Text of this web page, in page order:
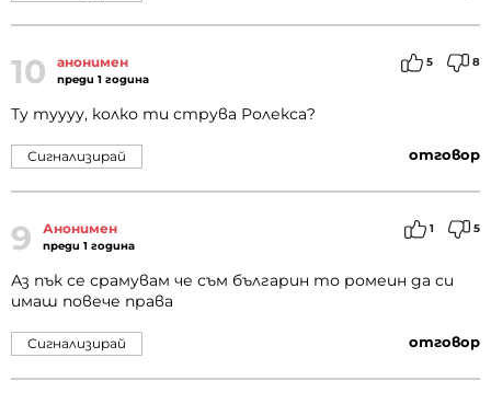
10 анонимен
преди 1 година
5 8
Ту туууу, колко ти струва Ролекса?
отговор
Сигнализирай
9 Анонимен
преди 1 година
1 5
Аз пък се срамувам че съм българин то ромеин да си
имаш повече права
отговор
Сигнализирай